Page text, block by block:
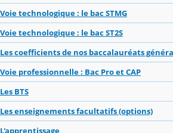
Voie technologique : le bac STMG
Voie technologique : le bac ST2S
Les coefficients de nos baccalauréats
Voie professionnelle : Bac Pro et CAP
Les BTS
Les enseignements facultatifs (options)
L'apprentissage